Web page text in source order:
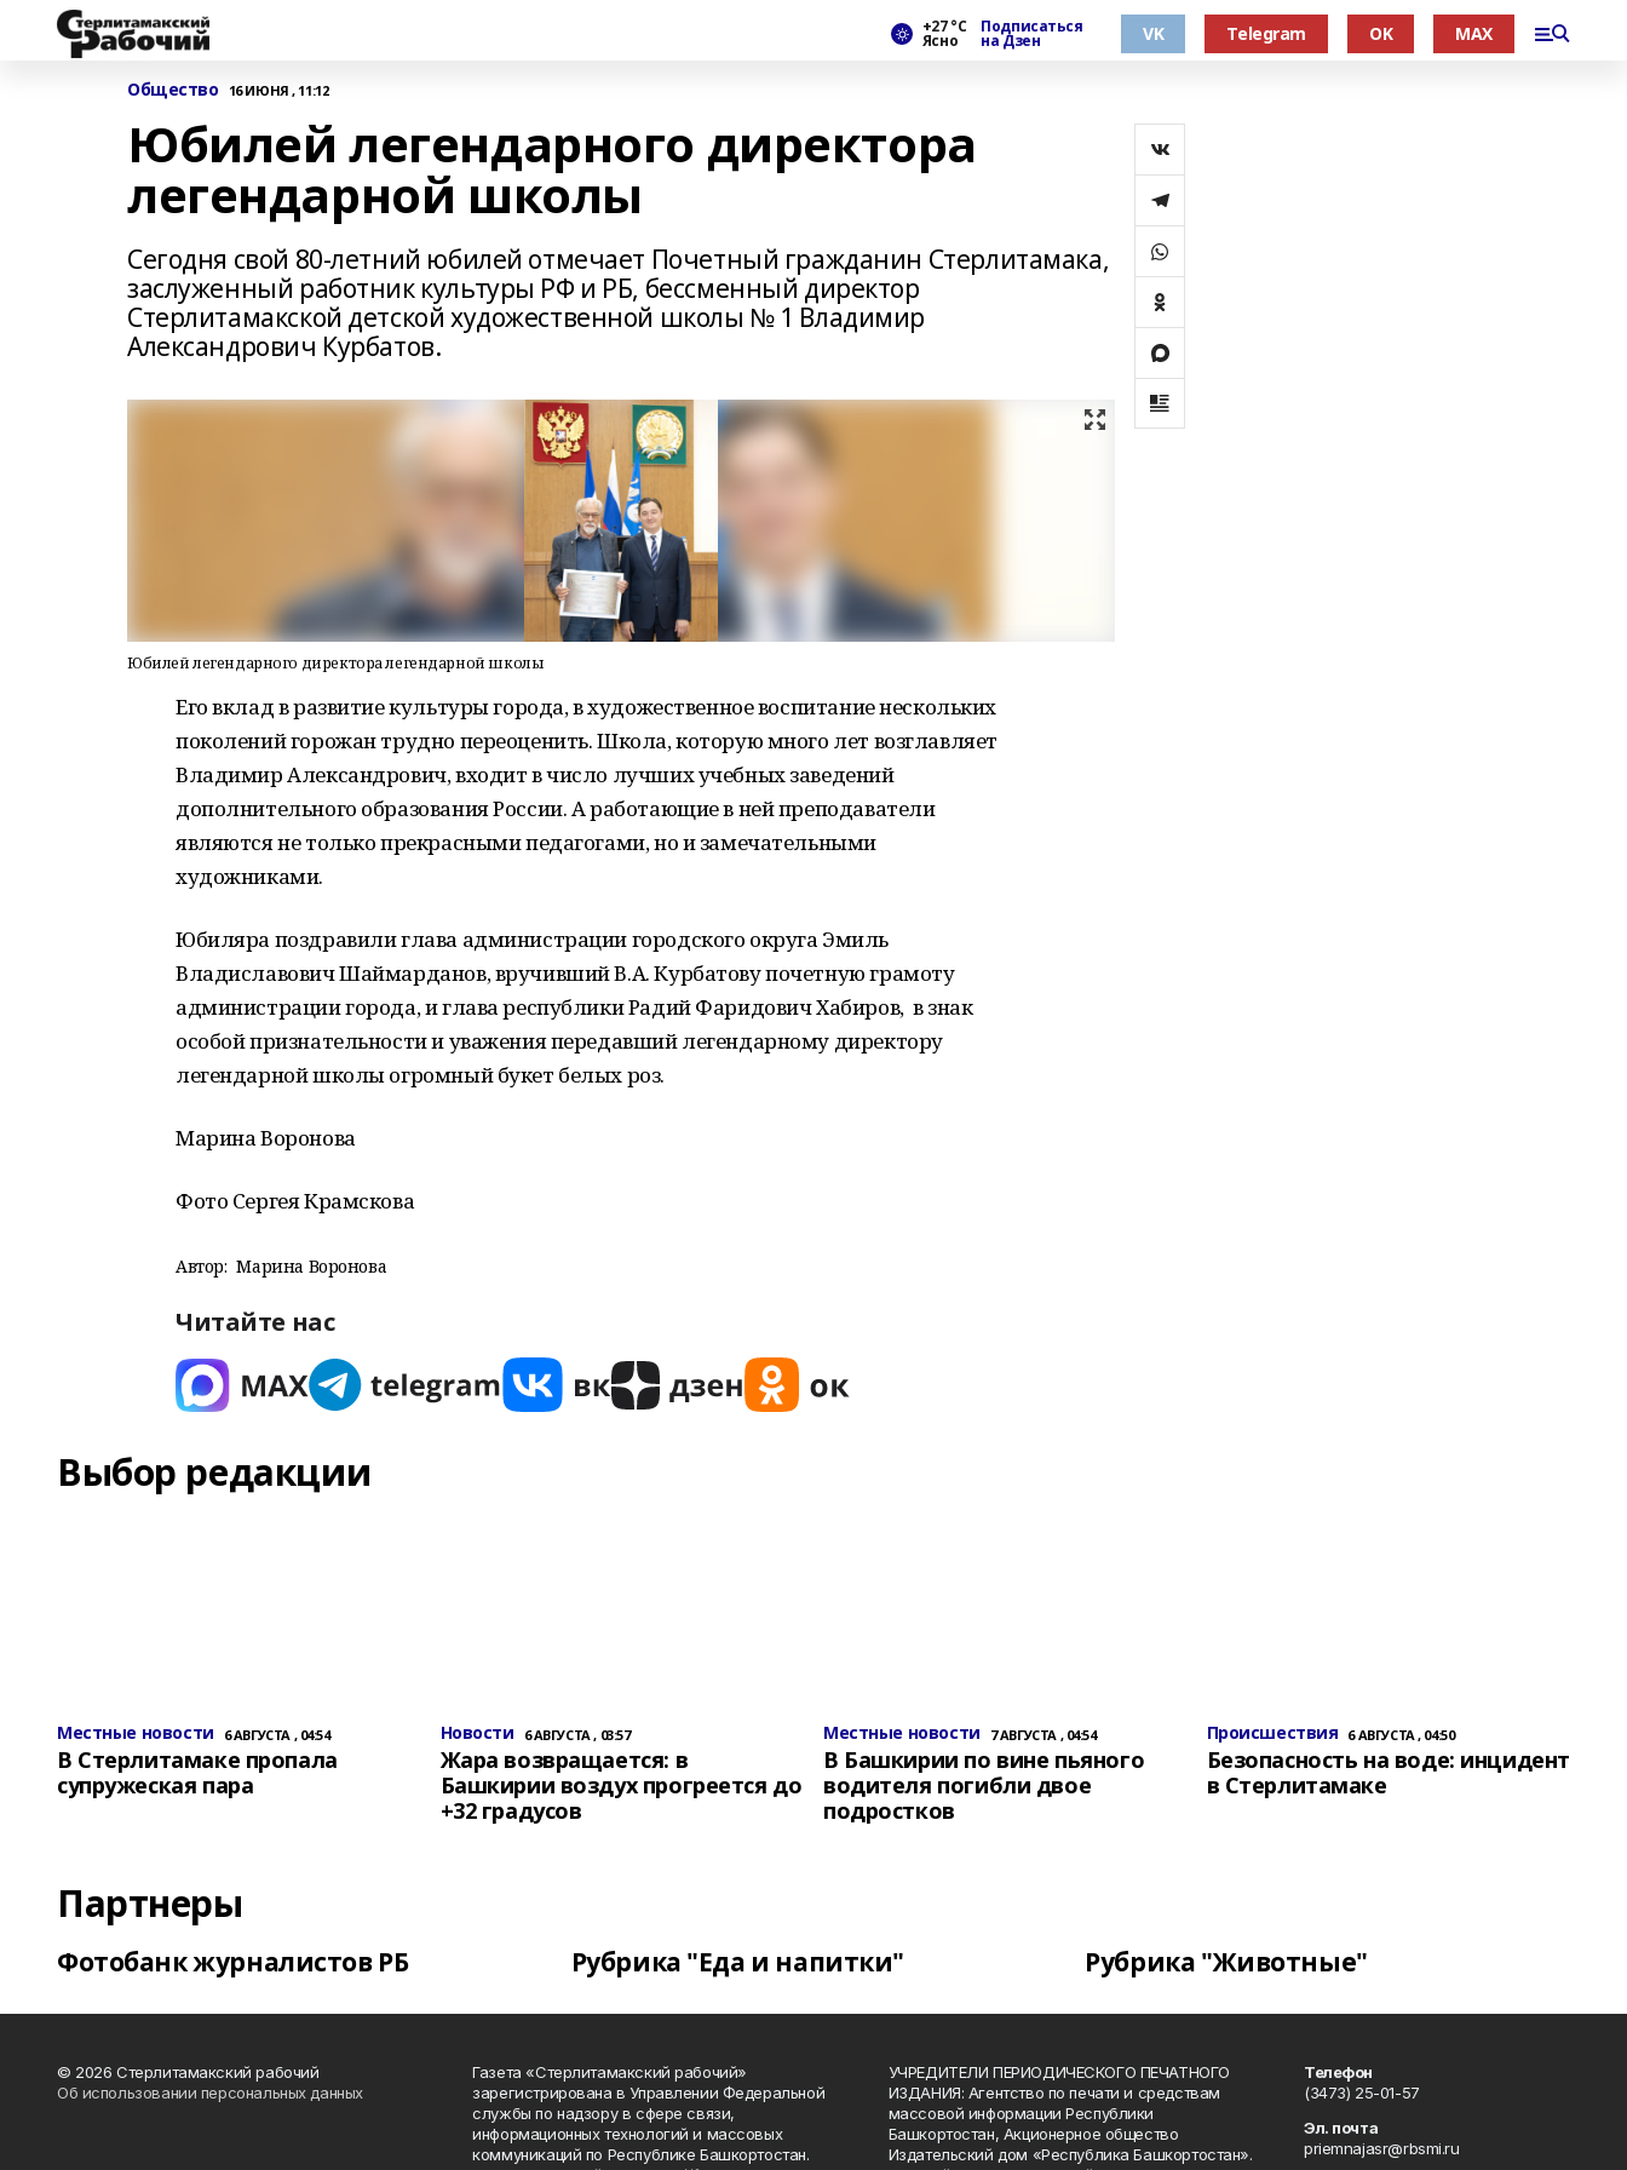
+27 °С
Ясно
Подписаться
на Дзен VK Telegram OK MAX
Общество 16 ИЮНЯ , 11:12
Юбилей легендарного директора
легендарной школы
Сегодня свой 80-летний юбилей отмечает Почетный гражданин Стерлитамака,
заслуженный работник культуры РФ и РБ, бессменный директор
Стерлитамакской детской художественной школы № 1 Владимир
Александрович Курбатов.
Юбилей легендарного директора легендарной школы
Его вклад в развитие культуры города, в художественное воспитание нескольких
поколений горожан трудно переоценить. Школа, которую много лет возглавляет
Владимир Александрович, входит в число лучших учебных заведений
дополнительного образования России. А работающие в ней преподаватели
являются не только прекрасными педагогами, но и замечательными
художниками.
Юбиляра поздравили глава администрации городского округа Эмиль
Владиславович Шаймарданов, вручивший В.А. Курбатову почетную грамоту
администрации города, и глава республики Радий Фаридович Хабиров, в знак
особой признательности и уважения передавший легендарному директору
легендарной школы огромный букет белых роз.
Марина Воронова
Фото Сергея Крамскова
Автор: Марина Воронова
Читайте нас
Выбор редакции
Местные новости 6 АВГУСТА , 04:54
В Стерлитамаке пропала
супружеская пара
Новости 6 АВГУСТА , 03:57
Жара возвращается: в
Башкирии воздух прогреется до
+32 градусов
Местные новости 7 АВГУСТА , 04:54
В Башкирии по вине пьяного
водителя погибли двое
подростков
Происшествия 6 АВГУСТА , 04:50
Безопасность на воде: инцидент
в Стерлитамаке
Партнеры
Фотобанк журналистов РБ Рубрика "Еда и напитки" Рубрика "Животные"
© 2026 Стерлитамакский рабочий
Об использовании персональных данных
Газета «Стерлитамакский рабочий»
зарегистрирована в Управлении Федеральной
службы по надзору в сфере связи,
информационных технологий и массовых
коммуникаций по Республике Башкортостан.
УЧРЕДИТЕЛИ ПЕРИОДИЧЕСКОГО ПЕЧАТНОГО
ИЗДАНИЯ: Агентство по печати и средствам
массовой информации Республики
Башкортостан, Акционерное общество
Издательский дом «Республика Башкортостан».
Телефон
(3473) 25-01-57
Эл. почта
priemnajasr@rbsmi.ru